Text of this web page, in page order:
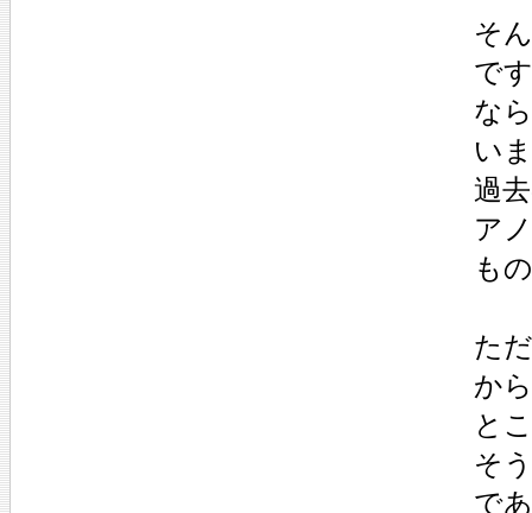
そ
で
な
い
過
ア
も
た
か
と
そ
で